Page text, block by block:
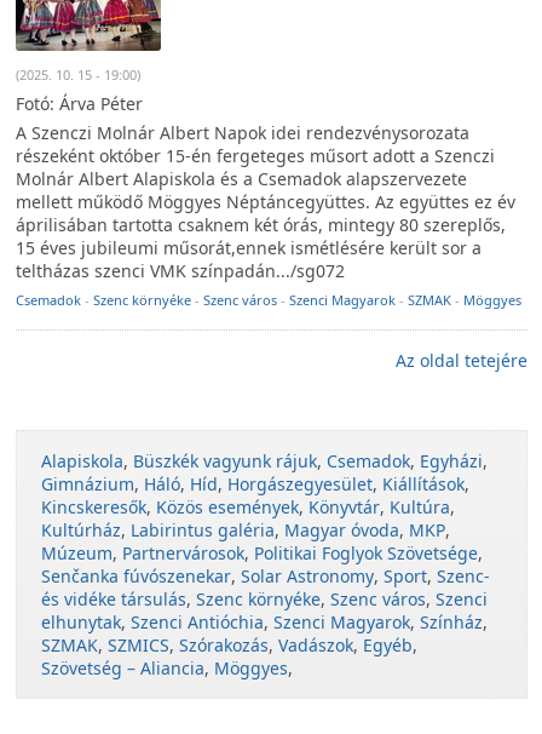
(2025. 10. 15 - 19:00)
Fotó: Árva Péter
A Szenczi Molnár Albert Napok idei rendezvénysorozata
részeként október 15-én fergeteges műsort adott a Szenczi
Molnár Albert Alapiskola és a Csemadok alapszervezete
mellett működő Möggyes Néptáncegyüttes. Az együttes ez év
áprilisában tartotta csaknem két órás, mintegy 80 szereplős,
15 éves jubileumi műsorát,ennek ismétlésére került sor a
teltházas szenci VMK színpadán.../sg072
Csemadok - Szenc környéke - Szenc város - Szenci Magyarok - SZMAK - Möggyes
Az oldal tetejére
Alapiskola, Büszkék vagyunk rájuk, Csemadok, Egyházi,
Gimnázium, Háló, Híd, Horgászegyesület, Kiállítások,
Kincskeresők, Közös események, Könyvtár, Kultúra,
Kultúrház, Labirintus galéria, Magyar óvoda, MKP,
Múzeum, Partnervárosok, Politikai Foglyok Szövetsége,
Senčanka fúvószenekar, Solar Astronomy, Sport, Szenc-
és vidéke társulás, Szenc környéke, Szenc város, Szenci
elhunytak, Szenci Antióchia, Szenci Magyarok, Színház,
SZMAK, SZMICS, Szórakozás, Vadászok, Egyéb,
Szövetség – Aliancia, Möggyes,